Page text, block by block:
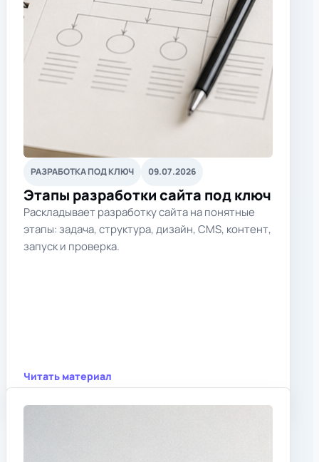
РАЗРАБОТКА ПОД КЛЮЧ 09.07.2026
Этапы разработки сайта под ключ
Раскладывает разработку сайта на понятные
этапы: задача, структура, дизайн, CMS, контент,
запуск и проверка.
Читать материал